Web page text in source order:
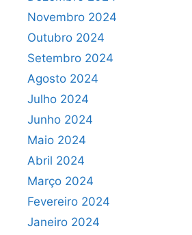
Novembro 2024
Outubro 2024
Setembro 2024
Agosto 2024
Julho 2024
Junho 2024
Maio 2024
Abril 2024
Março 2024
Fevereiro 2024
Janeiro 2024